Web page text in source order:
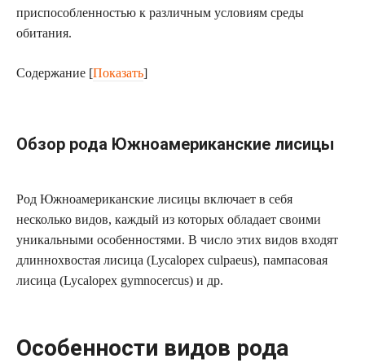
приспособленностью к различным условиям среды
обитания.
Содержание [Показать]
Обзор рода Южноамериканские лисицы
Род Южноамериканские лисицы включает в себя
несколько видов, каждый из которых обладает своими
уникальными особенностями. В число этих видов входят
длиннохвостая лисица (Lycalopex culpaeus), пампасовая
лисица (Lycalopex gymnocercus) и др.
Особенности видов рода